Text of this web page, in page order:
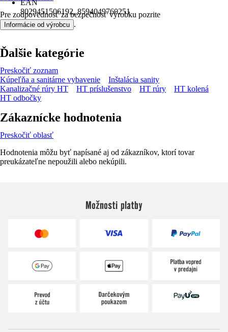
EAN
8029451506192, 8594049760251
Pre zodpovednosť za bezpečnosť výrobku pozrite
Informácie od výrobcu .
Ďalšie kategórie
Preskočiť zoznam
Kúpeľňa a sanitárne vybavenie
Inštalácia sanity
Kanalizačné rúry HT
HT príslušenstvo HT rúry
HT kolená
HT odbočky
Zákaznícke hodnotenia
Preskočiť oblasť
Hodnotenia môžu byť napísané aj od zákazníkov, ktorí tovar
preukázateľne nepoužili alebo nekúpili.
Možnosti platby